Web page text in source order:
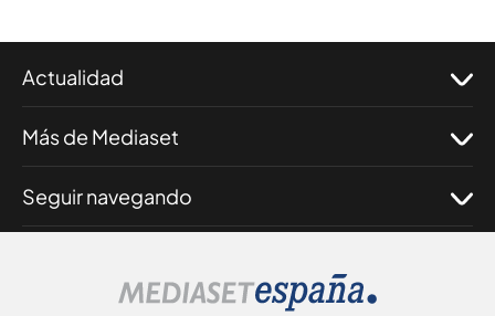
Actualidad
Más de Mediaset
Seguir navegando